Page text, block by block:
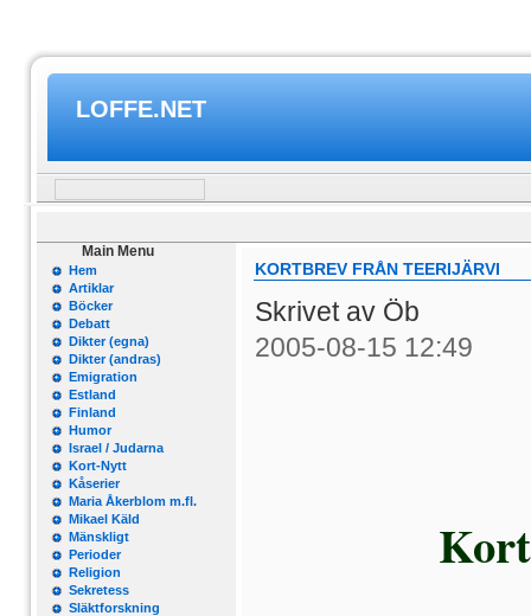
LOFFE.NET
Main Menu
Hem
Artiklar
Böcker
Debatt
Dikter (egna)
Dikter (andras)
Emigration
Estland
Finland
Humor
Israel / Judarna
Kort-Nytt
Kåserier
Maria Åkerblom m.fl.
Mikael Käld
Mänskligt
Perioder
Religion
Sekretess
Släktforskning
KORTBREV FRÅN TEERIJÄRVI
Skrivet av Öb
2005-08-15 12:49